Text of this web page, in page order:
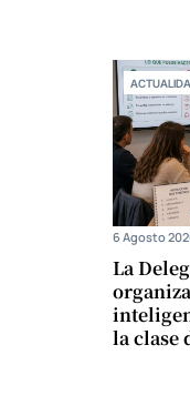
La
la clase
6 Agosto